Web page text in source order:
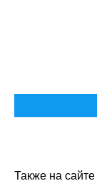
Также на сайте